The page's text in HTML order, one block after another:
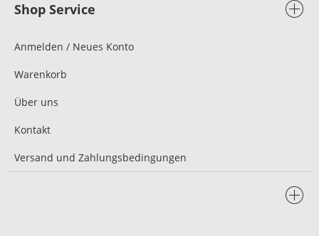
Shop Service
Anmelden / Neues Konto
Warenkorb
Über uns
Kontakt
Versand und Zahlungsbedingungen